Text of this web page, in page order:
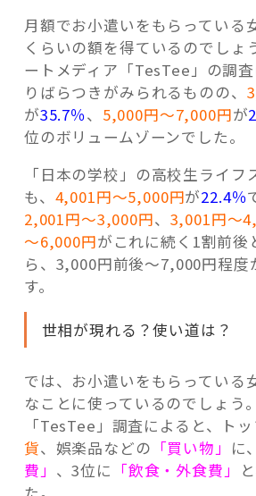
月額でお小遣いをもらっている
くらいの額を得ているのでしょ
ートメディア「TesTee」の調
りばらつきがみられるものの、
が35.7％、 5,000円～7,000円が
位のボリュームゾーンでした。
「日本の学校」の高校生ライフ
も、 4,001円～5,000円が22.4％
2,001円～3,000円、 3,001円～
～6,000円がこれに続く1割前後
ら、3,000円前後～7,000円程度
す。
世相が現れる？使い道は？
では、お小遣いをもらっている
なことに使っているのでしょう
「TesTee」調査によると、ト
貨、娯楽品などの 「買い物」 に
費」 、3位に 「飲食・外食費」